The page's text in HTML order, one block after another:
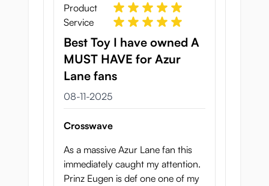
Product
Service
Best Toy I have owned A
MUST HAVE for Azur
Lane fans
8 november 2025
08-11-2025
Crosswave
As a massive Azur Lane fan this
immediately caught my attention.
Prinz Eugen is def one one of my